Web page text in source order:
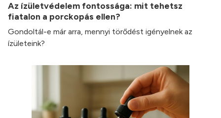
Az ízületvédelem fontossága: mit tehetsz
fiatalon a porckopás ellen?
Gondoltál-e már arra, mennyi törődést igényelnek az
ízületeink?